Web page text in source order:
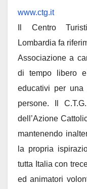
www.ctg.it
Il Centro
Lombardia fa
Associazione a
di tempo libero
educativi per una
persone. Il
dell’Azione
mantenendo
la propria
tutta Italia con
ed animatori